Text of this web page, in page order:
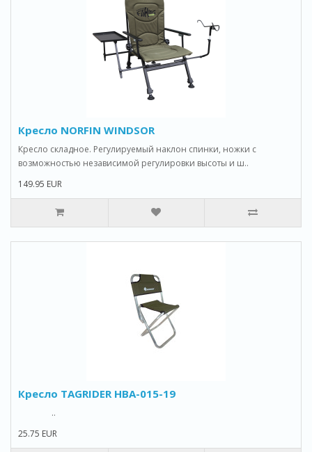
Кресло NORFIN WINDSOR
Кресло складное. Регулируемый наклон спинки, ножки с
возможностью независимой регулировки высоты и ш..
149.95 EUR
Кресло TAGRIDER HBA-015-19
..
25.75 EUR